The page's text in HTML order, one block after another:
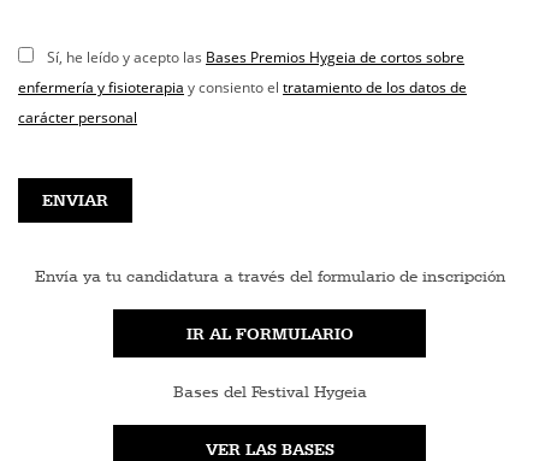
Sí, he leído y acepto las Bases Premios Hygeia de cortos sobre
enfermería y fisioterapia y consiento el tratamiento de los datos de
carácter personal
Envía ya tu candidatura a través del formulario de inscripción
IR AL FORMULARIO
Bases del Festival Hygeia
VER LAS BASES